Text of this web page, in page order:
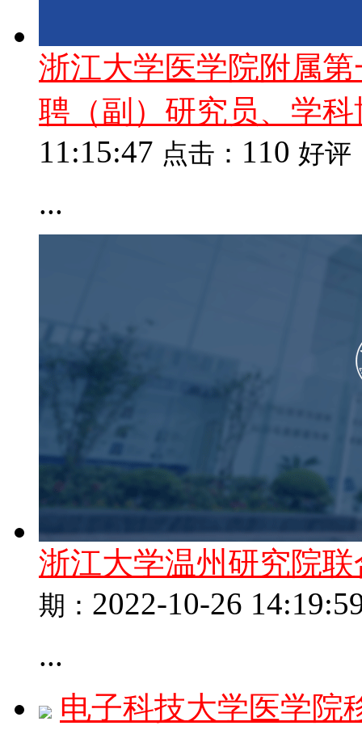
浙江大学医学院附属
聘（副）研究员、学
11:15:47 点击： 110 好评
...
浙江大学温州研究院
期： 2022-10-26
...
电子科技大学医学院